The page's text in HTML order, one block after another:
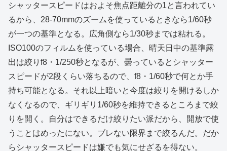
シャッタースピードはおよそ焦点距離分の1と言われてい
るから、28-70mmのズームを使っているときなら1/60秒
が一つの基準となる。広角側なら1/30秒までは粘れる。
ISO100のフィルムを使っている場合、晴天日中の基準露
出は絞りf8・1/250秒となるが、曇っているとシャッター
スピードが2段くらい落ちるので、f8・1/60秒で何とか手
持ち可能となる。それ以上暗いと今度は絞りを開けるしか
なくなるので、ギリギリ1/60秒を維持できるところまで絞
りを開く。自分はできるだけ絞りたい派だから、開放で使
うことはめったにない。ブレない限界まで絞るんだ。だか
らシャッタースピードは嫌でも気にせざるを得ない。